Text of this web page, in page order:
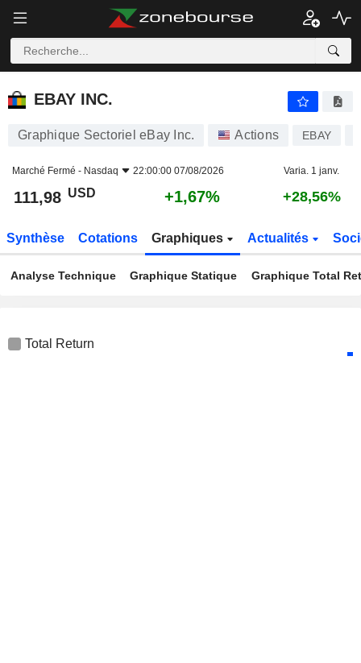
EBAY INC.
EBAY INC.
Graphique Sectoriel eBay Inc. Actions EBAY
Marché Fermé - Nasdaq 22:00:00 07/08/2026 Varia. 1 janv.
111,98 USD +1,67% +28,56%
Synthèse Cotations Graphiques Actualités
Analyse Technique Graphique Statique Graphique Total
Total Return